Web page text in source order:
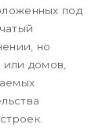
под
но
или домов,